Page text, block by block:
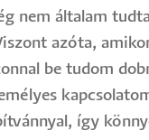
nem általam
azóta,
be tudom
így